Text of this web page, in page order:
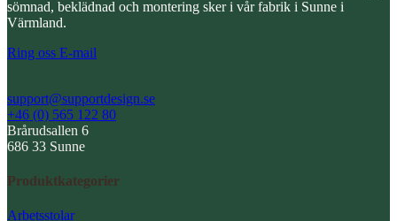
sömnad, beklädnad och montering sker i vår fabrik i Sunne i
Värmland.
Ring oss E-mail
support@supportdesign.se
+46 (0) 565 122 80
Brårudsallen 6
686 33 Sunne
Produktkategorier
Arbetsstolar